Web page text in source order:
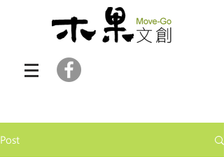
Post